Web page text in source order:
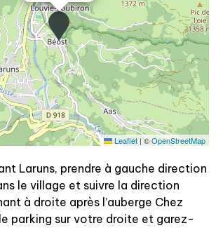
Leaflet | ©OpenStreetMap
Laruns, prendre à gauche direction
le village et suivre la direction
à droite après l’auberge Chez
le parking sur votre droite et garez-